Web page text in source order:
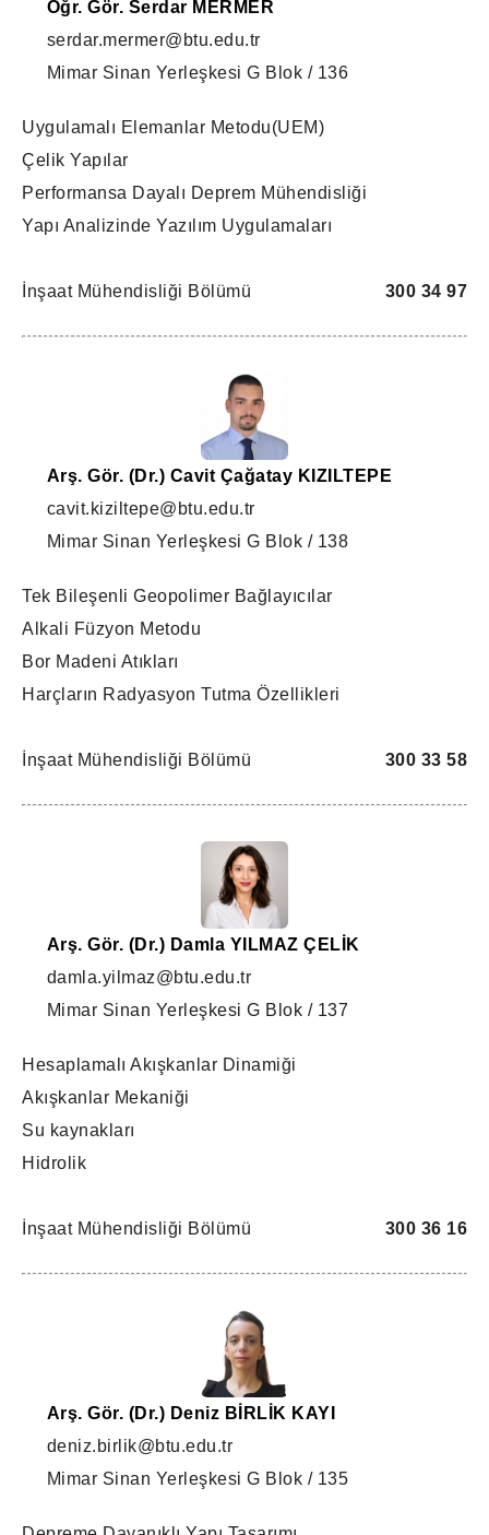
Öğr. Gör. Serdar MERMER
serdar.mermer@btu.edu.tr
Mimar Sinan Yerleşkesi G Blok / 136
Uygulamalı Elemanlar Metodu(UEM)
Çelik Yapılar
Performansa Dayalı Deprem Mühendisliği
Yapı Analizinde Yazılım Uygulamaları
300 34 97
İnşaat Mühendisliği Bölümü
Arş. Gör. (Dr.) Cavit Çağatay KIZILTEPE
cavit.kiziltepe@btu.edu.tr
Mimar Sinan Yerleşkesi G Blok / 138
Tek Bileşenli Geopolimer Bağlayıcılar
Alkali Füzyon Metodu
Bor Madeni Atıkları
Harçların Radyasyon Tutma Özellikleri
300 33 58
İnşaat Mühendisliği Bölümü
Arş. Gör. (Dr.) Damla YILMAZ ÇELİK
damla.yilmaz@btu.edu.tr
Mimar Sinan Yerleşkesi G Blok / 137
Hesaplamalı Akışkanlar Dinamiği
Akışkanlar Mekaniği
Su kaynakları
Hidrolik
300 36 16
İnşaat Mühendisliği Bölümü
Arş. Gör. (Dr.) Deniz BİRLİK KAYI
deniz.birlik@btu.edu.tr
Mimar Sinan Yerleşkesi G Blok / 135